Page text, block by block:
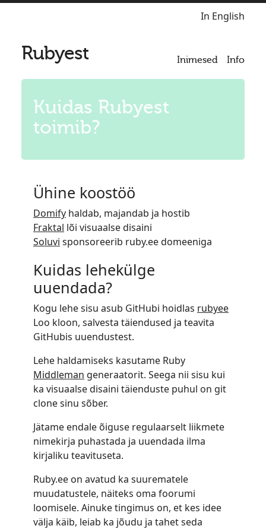
In English
Rubyest Inimesed Info
Kuidas Rubyest
toimib?
Ühine koostöö
Domify haldab, majandab ja hostib
Fraktal lõi visuaalse disaini
Soluvi sponsoreerib ruby.ee domeeniga
Kuidas lehekülge
uuendada?
Kogu lehe sisu asub GitHubi hoidlas rubyee
Loo kloon, salvesta täiendused ja teavita
GitHubis uuendustest.
Lehe haldamiseks kasutame Ruby
Middleman generaatorit. Seega nii sisu kui
ka visuaalse disaini täienduste puhul on git
clone sinu sõber.
Jätame endale õiguse regulaarselt liikmete
nimekirja puhastada ja uuendada ilma
kirjaliku teavituseta.
Ruby.ee on avatud ka suurematele
muudatustele, näiteks oma foorumi
loomisele. Ainuke tingimus on, et kes idee
välja käib, leiab ka jõudu ja tahet seda